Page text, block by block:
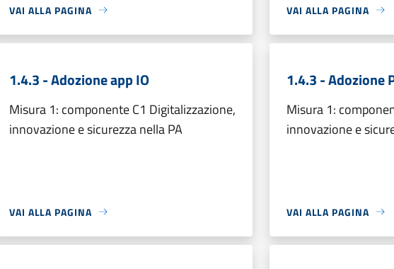
VAI ALLA PAGINA VAI ALLA PAGINA
1.4.3 - Adozione app IO
Misura 1: componente C1 Digitalizzazione,
innovazione e sicurezza nella PA
VAI ALLA PAGINA
1.4.3 - Adozione
Misura 1:
innovazione e
VAI ALLA PAGINA